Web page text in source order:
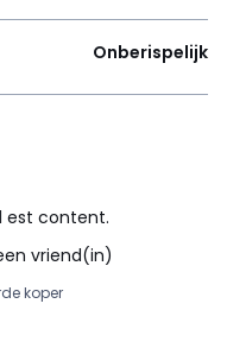
Onberispelijk
est content.
vriend(in)
koper